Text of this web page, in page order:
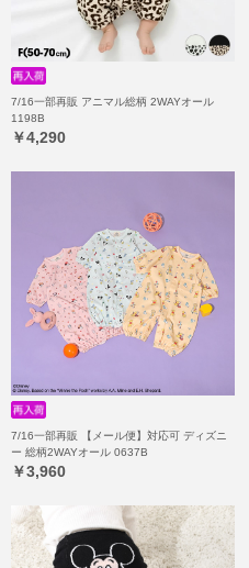
7/16一部再販 アニマル総柄 2WAYオール
1198B
￥4,290
7/16一部再販 【メール便】対応可 ディズニ
ー 総柄2WAYオール 0637B
￥3,960